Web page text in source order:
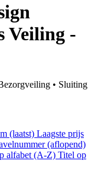
Veiling -
• Sluiting
(laatst) Laagste prijs
(aflopend)
alfabet (A-Z) Titel op